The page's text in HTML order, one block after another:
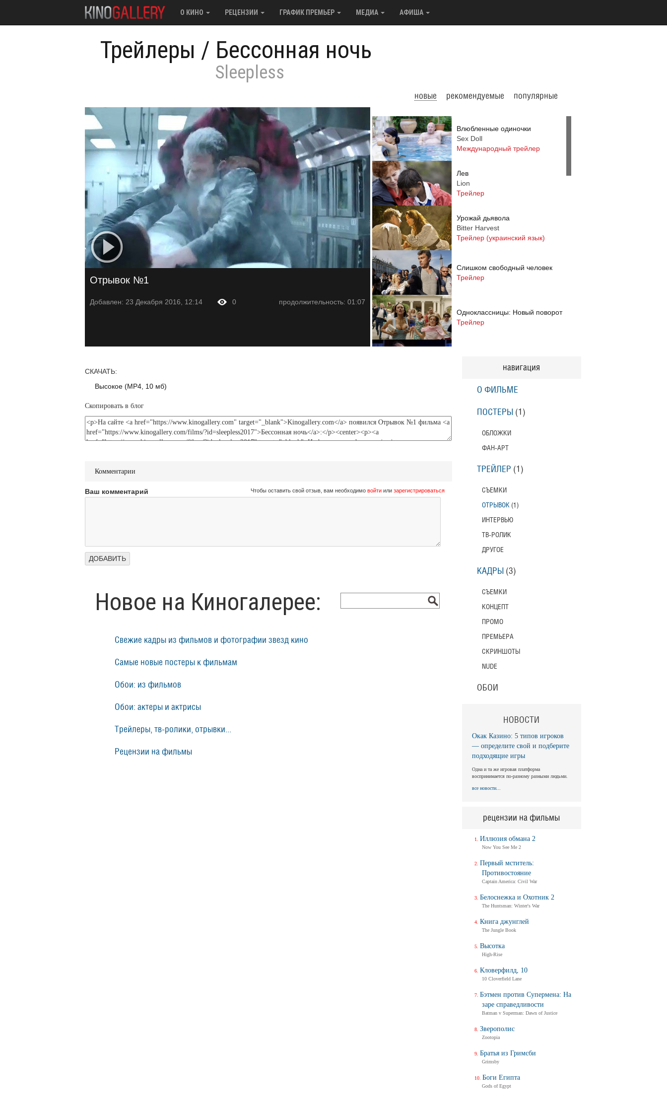
О КИНО РЕЦЕНЗИИ ГРАФИК ПРЕМЬЕР МЕДИА АФИША
Трейлеры / Бессонная ночь
Sleepless
новые рекомендуемые популярные
Отрывок №1
Добавлен: 23 Декабря 2016, 12:14 0 продолжительность: 01:07
Влюбленные одиночки
Sex Doll
Международный трейлер
Лев
Lion
Трейлер
Урожай дьявола
Bitter Harvest
Трейлер (украинский язык)
Слишком свободный человек
Трейлер
Одноклассницы: Новый поворот
Трейлер
Трейлер (на русском языке)
Трейлер
Toni Erdmann
Вурдалаки
Трейлер
Защитники
Трейлер
Лунный свет
Трейлер (на русском языке)
Длинная ночь, короткое утро
Трейлер
Балерина
Трейлер (на русском)
Балерина
Трейлер
Тизер-трейлер (на русском)
Балерина
Тизер-трейлер
Дух балтийский
Трейлер
Не стучи дважды
Don't Knock Twice
Трейлер (на украинском)
Не стучи дважды
Трейлер (на русском)
СКАЧАТЬ:
Высокое (MP4, 10 мб)
Скопировать в блог
Комментарии
Ваш комментарий Чтобы оставить свой отзыв, вам необходимо войтиили зарегистрироваться
Новое на Киногалерее:
Свежие кадры из фильмов и фотографии звезд кино
Самые новые постеры к фильмам
Обои: из фильмов
Обои: актеры и актрисы
Трейлеры, тв-ролики, отрывки...
Рецензии на фильмы
навигация
О ФИЛЬМЕ
ПОСТЕРЫ (1)
ОБЛОЖКИ
ФАН-АРТ
ТРЕЙЛЕР (1)
СЪЕМКИ
ОТРЫВОК (1)
ИНТЕРВЬЮ
ТВ-РОЛИК
ДРУГОЕ
КАДРЫ (3)
СЪЕМКИ
КОНЦЕПТ
ПРОМО
ПРЕМЬЕРА
СКРИНШОТЫ
NUDE
ОБОИ
НОВОСТИ
Окак Казино: 5 типов игроков
— определите свой и подберите
подходящие игры
Одна и та же игровая платформа
воспринимается по-разному разными людьми.
все новости...
рецензии на фильмы
Иллюзия обмана 2
Now You See Me 2
Первый мститель:
Противостояние
Captain America: Civil War
Белоснежка и Охотник 2
The Huntsman: Winter's War
Книга джунглей
The Jungle Book
Высотка
High-Rise
Кловерфилд, 10
10 Cloverfield Lane
Бэтмен против Супермена: На
заре справедливости
Batman v Superman: Dawn of Justice
Зверополис
Zootopia
Братья из Гримсби
Grimsby
Боги Египта
Gods of Egypt